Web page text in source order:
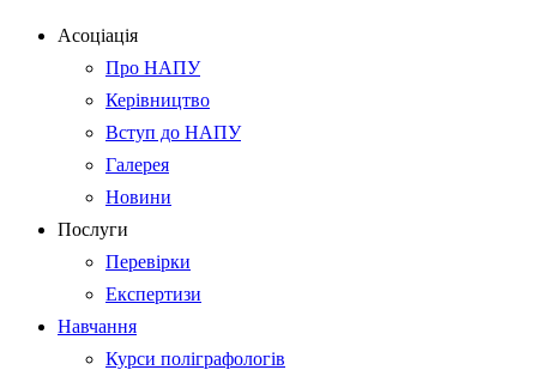
Асоціація
Про НАПУ
Керівництво
Вступ до НАПУ
Галерея
Новини
Послуги
Перевірки
Експертизи
Навчання
Курси поліграфологів